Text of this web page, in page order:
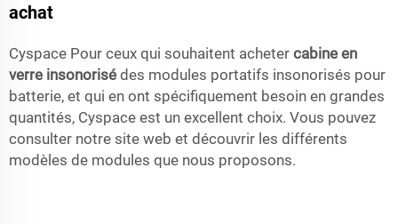
achat
Cyspace Pour ceux qui souhaitent acheter cabine en
verre insonorisé des modules portatifs insonorisés pour
batterie, et qui en ont spécifiquement besoin en grandes
quantités, Cyspace est un excellent choix. Vous pouvez
consulter notre site web et découvrir les différents
modèles de modules que nous proposons.